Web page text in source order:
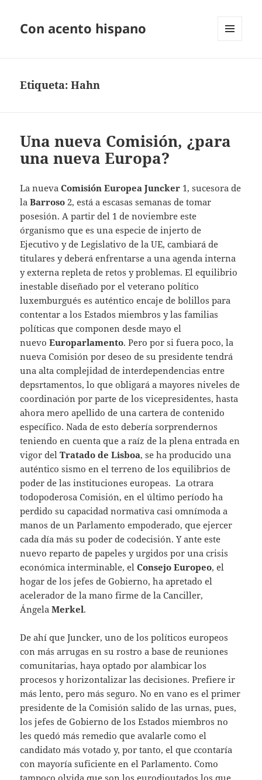
Con acento hispano
Etiqueta:Hahn
Una nueva Comisión, ¿para
una nueva Europa?
La nueva Comisión Europea Juncker 1, sucesora de
la Barroso 2, está a escasas semanas de tomar
posesión. A partir del 1 de noviembre este
órganismo que es una especie de injerto de
Ejecutivo y de Legislativo de la UE, cambiará de
titulares y deberá enfrentarse a una agenda interna
y externa repleta de retos y problemas. El equilibrio
inestable diseñado por el veterano político
luxemburgués es auténtico encaje de bolillos para
contentar a los Estados miembros y las familias
políticas que componen desde mayo el
nuevoEuroparlamento. Pero por si fuera poco, la
nueva Comisión por deseo de su presidente tendrá
una alta complejidad de interdependencias entre
depsrtamentos, lo que obligará a mayores niveles de
coordinación por parte de los vicepresidentes, hasta
ahora mero apellido de una cartera de contenido
específico. Nada de esto debería sorprendernos
teniendo en cuenta que a raíz de la plena entrada en
vigor delTratado de Lisboa, se ha producido una
auténtico sismo en el terreno de los equilibrios de
poder de las instituciones europeas. La otrara
todopoderosa Comisión, en el último período ha
perdido su capacidad normativa casi omnímoda a
manos de un Parlamento empoderado, que ejercer
cada día más su poder de codecisión. Y ante este
nuevo reparto de papeles y urgidos por una crisis
económica interminable, elConsejo Europeo, el
hogar de los jefes de Gobierno, ha apretado el
acelerador de la mano firme de la Canciller,
ÁngelaMerkel.
De ahí que Juncker, uno de los políticos europeos
con más arrugas en su rostro a base de reuniones
comunitarias, haya optado por alambicar los
procesos y horizontalizar las decisiones. Prefiere ir
más lento, pero más seguro. No en vano es el primer
presidente de la Comisión salido de las urnas, pues,
los jefes de Gobierno de los Estados miembros no
les quedó más remedio que avalarle como el
candidato más votado y, por tanto, el que ccontaría
con mayoría suficiente en el Parlamento. Como